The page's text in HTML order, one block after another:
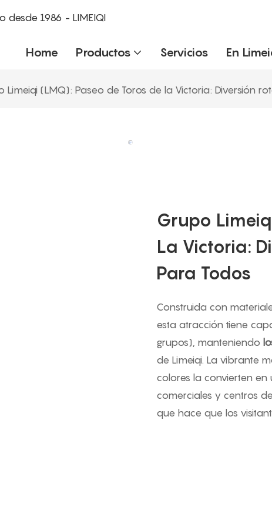
1986 - LIMEIQI
Home Productos Servicios En
Limeiqi (LMQ): Paseo de Toros de la Victoria: Diversión
Grupo
La Victoria:
Para Todos
Construida con
esta atracción tiene
grupos), manteniendo
de Limeiqi. La vibrante
colores la convierten
comerciales y centros
que hace que los